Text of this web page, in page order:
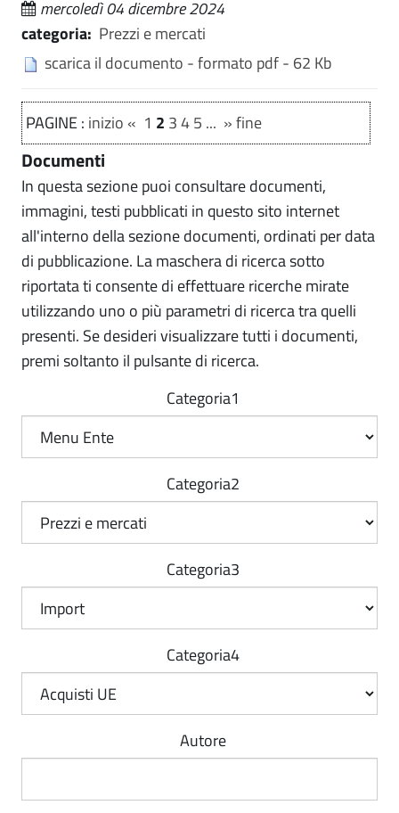
mercoledì 04 dicembre 2024
categoria: Prezzi e mercati
scarica il documento - formato pdf - 62 Kb
PAGINE : inizio« 1 2 345 ... »fine
Documenti
In questa sezione puoi consultare documenti,
immagini, testi pubblicati in questo sito internet
all'interno della sezione documenti, ordinati per data
di pubblicazione. La maschera di ricerca sotto
riportata ti consente di effettuare ricerche mirate
utilizzando uno o più parametri di ricerca tra quelli
presenti. Se desideri visualizzare tutti i documenti,
premi soltanto il pulsante di ricerca.
Categoria1
Categoria2
Categoria3
Categoria4
Autore